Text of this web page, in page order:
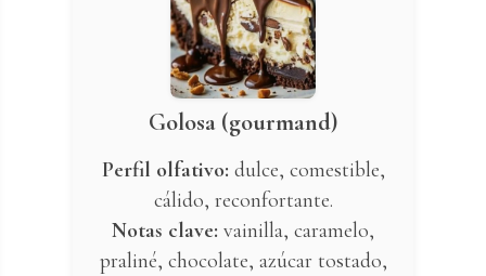
Golosa (gourmand)
Perfil olfativo: dulce, comestible,
cálido, reconfortante.
Notas clave: vainilla, caramelo,
praliné, chocolate, azúcar tostado,